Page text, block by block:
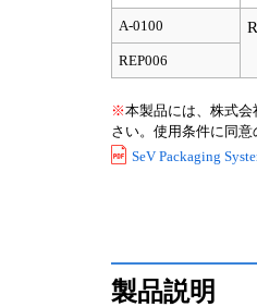
A-0100
REP006
※本製品には、株式会
さい。使用条件に同意
SeV Packaging
製品説明